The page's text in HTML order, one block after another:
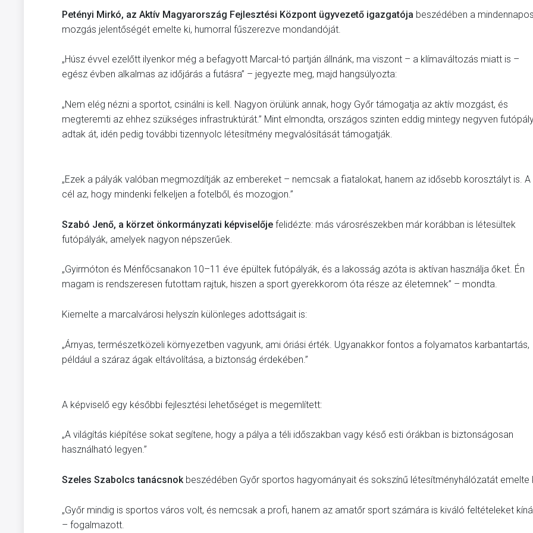
Petényi Mirkó, az Aktív Magyarország Fejlesztési Központ ügyvezető igazgatója beszédében a mindennapos
mozgás jelentőségét emelte ki, humorral fűszerezve mondandóját.
„Húsz évvel ezelőtt ilyenkor még a befagyott Marcal-tó partján állnánk, ma viszont – a klímaváltozás miatt is –
egész évben alkalmas az időjárás a futásra” – jegyezte meg, majd hangsúlyozta:
„Nem elég nézni a sportot, csinálni is kell. Nagyon örülünk annak, hogy Győr támogatja az aktív mozgást, és
megteremti az ehhez szükséges infrastruktúrát.” Mint elmondta, országos szinten eddig mintegy negyven
adtak át, idén pedig további tizennyolc létesítmény megvalósítását támogatják.
„Ezek a pályák valóban megmozdítják az embereket – nemcsak a fiatalokat, hanem az idősebb korosztályt is. A
cél az, hogy mindenki felkeljen a fotelből, és mozogjon.”
Szabó Jenő, a körzet önkormányzati képviselője felidézte: más városrészekben már korábban is létesültek
futópályák, amelyek nagyon népszerűek.
„Gyirmóton és Ménfőcsanakon 10–11 éve épültek futópályák, és a lakosság azóta is aktívan használja őket. Én
magam is rendszeresen futottam rajtuk, hiszen a sport gyerekkorom óta része az életemnek” – mondta.
Kiemelte a marcalvárosi helyszín különleges adottságait is:
„Árnyas, természetközeli környezetben vagyunk, ami óriási érték. Ugyanakkor fontos a folyamatos karbantartás,
például a száraz ágak eltávolítása, a biztonság érdekében.”
A képviselő egy későbbi fejlesztési lehetőséget is megemlített:
„A világítás kiépítése sokat segítene, hogy a pálya a téli időszakban vagy késő esti órákban is biztonságosan
használható legyen.”
Szeles Szabolcs tanácsnokbeszédében Győr sportos hagyományait és sokszínű létesítményhálózatát emelte
„Győr mindig is sportos város volt, és nemcsak a profi, hanem az amatőr sport számára is kiváló feltételeket
– fogalmazott.